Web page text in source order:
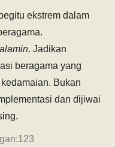
ekstrem dalam
. Jadikan
beragama yang
Bukan
dan dijiwai
123